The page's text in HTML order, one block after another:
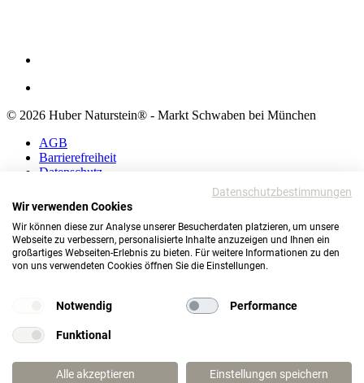
© 2026 Huber Naturstein® - Markt Schwaben bei München
AGB
Barrierefreiheit
Datenschutz
AGB
Barrierefreiheit
Datenschutz
Impressum
Markt Schwaben bei München
TOP
Datenschutzbestimmungen
Wir verwenden Cookies
Wir können diese zur Analyse unserer Besucherdaten platzieren, um unsere
Webseite zu verbessern, personalisierte Inhalte anzuzeigen und Ihnen ein
großartiges Webseiten-Erlebnis zu bieten. Für weitere Informationen zu den
von uns verwendeten Cookies öffnen Sie die Einstellungen.
Notwendig Performance
Funktional
Alle akzeptieren Einstellungen speichern